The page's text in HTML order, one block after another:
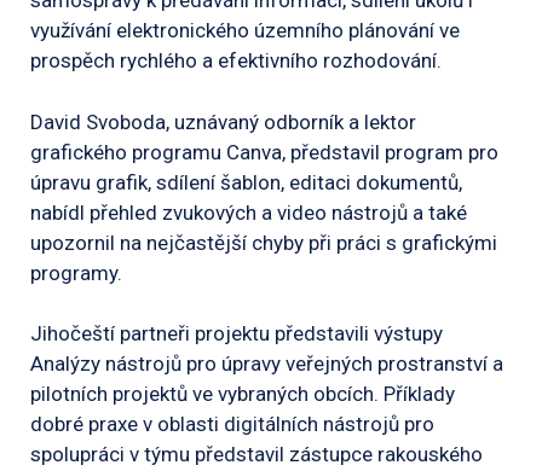
využívání elektronického územního plánování ve
prospěch rychlého a efektivního rozhodování.
David Svoboda, uznávaný odborník a lektor
grafického programu Canva, představil program pro
úpravu grafik, sdílení šablon, editaci dokumentů,
nabídl přehled zvukových a video nástrojů a také
upozornil na nejčastější chyby při práci s grafickými
programy.
Jihočeští partneři projektu představili výstupy
Analýzy nástrojů pro úpravy veřejných prostranství a
pilotních projektů ve vybraných obcích. Příklady
dobré praxe v oblasti digitálních nástrojů pro
spolupráci v týmu představil zástupce rakouského